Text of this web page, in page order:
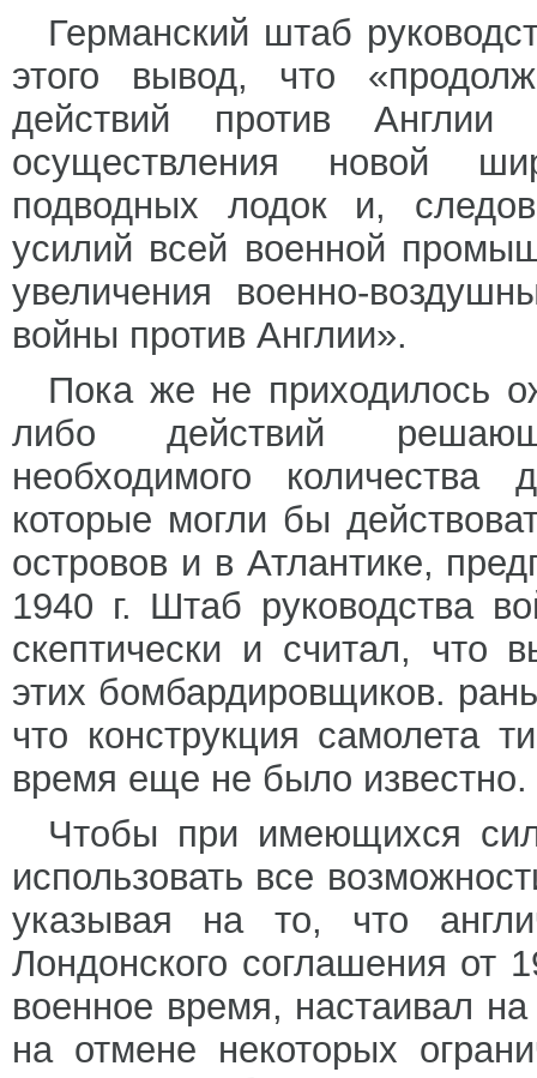
Германский штаб
этого вывод, что
действий против Англии
осуществления новой
подводных лодок и,
усилий всей военной
увеличения военно-
войны против Англии».
Пока же не приходилось
либо действий
необходимого
которые могли бы
островов и в Атлантике,
1940 г. Штаб руководства
скептически и считал, что
этих бомбардировщиков.
что конструкция самолета
время еще не было известно.
Чтобы при имеющихся
использовать все
указывая на то, что
Лондонского соглашения от
военное время, настаивал
на отмене некоторых